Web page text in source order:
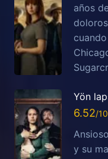
años
Yön
6.52
y su